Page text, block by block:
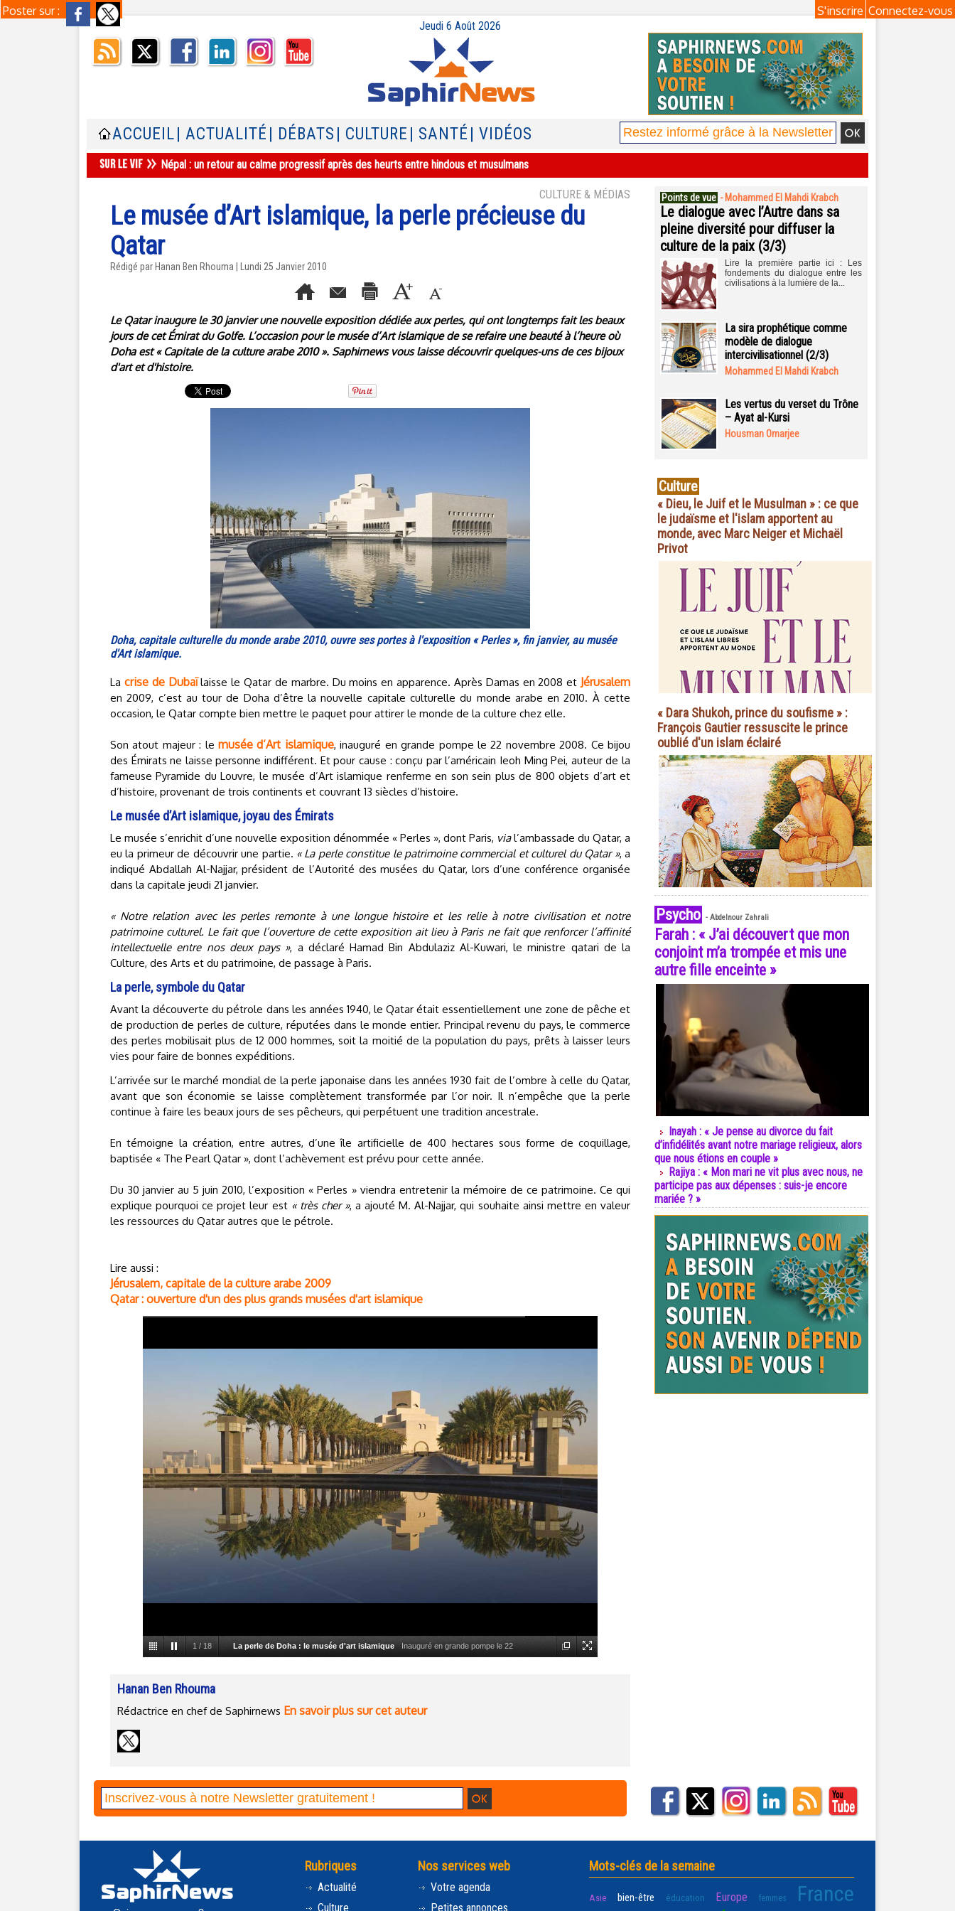
Poster sur : Connectez-vous
S'inscrire
Jeudi 6 Août 2026
ACCUEIL | ACTUALITÉ | DÉBATS | CULTURE | SANTÉ | VIDÉOS
Népal : un retour au calme progressif après des heurts entre hindous et musulmans
CULTURE & MÉDIAS
Le musée d’Art islamique, la perle précieuse du
Qatar
Rédigé par Hanan Ben Rhouma | Lundi 25 Janvier 2010
Le Qatar inaugure le 30 janvier une nouvelle exposition dédiée aux perles, qui ont longtemps fait les beaux
jours de cet Émirat du Golfe. L’occasion pour le musée d’Art islamique de se refaire une beauté à l’heure où
Doha est « Capitale de la culture arabe 2010 ». Saphirnews vous laisse découvrir quelques-uns de ces bijoux
d'art et d'histoire.
Doha, capitale culturelle du monde arabe 2010, ouvre ses portes à l'exposition « Perles », fin janvier, au musée
d'Art islamique.
La crise de Dubaïlaisse le Qatar de marbre. Du moins en apparence. Après Damas en 2008 et Jérusalem
en 2009, c’est au tour de Doha d’être la nouvelle capitale culturelle du monde arabe en 2010. À cette
occasion, le Qatar compte bien mettre le paquet pour attirer le monde de la culture chez elle.
Son atout majeur : lemusée d’Art islamique, inauguré en grande pompe le 22 novembre 2008. Ce bijou
des Émirats ne laisse personne indifférent. Et pour cause : conçu par l’américain Ieoh Ming Pei, auteur de la
fameuse Pyramide du Louvre, le musée d’Art islamique renferme en son sein plus de 800 objets d’art et
d’histoire, provenant de trois continents et couvrant 13 siècles d’histoire.
Le musée d’Art islamique, joyau des Émirats
Le musée s’enrichit d’une nouvelle exposition dénommée « Perles », dont Paris, vial’ambassade du Qatar, a
eu la primeur de découvrir une partie. « La perle constitue le patrimoine commercial et culturel du Qatar », a
indiqué Abdallah Al-Najjar, président de l’Autorité des musées du Qatar, lors d’une conférence organisée
dans la capitale jeudi 21 janvier.
« Notre relation avec les perles remonte à une longue histoire et les relie à notre civilisation et notre
patrimoine culturel. Le fait que l’ouverture de cette exposition ait lieu à Paris ne fait que renforcer l’affinité
intellectuelle entre nos deux pays », a déclaré Hamad Bin Abdulaziz Al-Kuwari, le ministre qatari de la
Culture, des Arts et du patrimoine, de passage à Paris.
La perle, symbole du Qatar
Avant la découverte du pétrole dans les années 1940, le Qatar était essentiellement une zone de pêche et
de production de perles de culture, réputées dans le monde entier. Principal revenu du pays, le commerce
des perles mobilisait plus de 12 000 hommes, soit la moitié de la population du pays, prêts à laisser leurs
vies pour faire de bonnes expéditions.
L’arrivée sur le marché mondial de la perle japonaise dans les années 1930 fait de l’ombre à celle du Qatar,
avant que son économie se laisse complètement transformée par l’or noir. Il n’empêche que la perle
continue à faire les beaux jours de ses pêcheurs, qui perpétuent une tradition ancestrale.
En témoigne la création, entre autres, d’une île artificielle de 400 hectares sous forme de coquillage,
baptisée « The Pearl Qatar », dont l’achèvement est prévu pour cette année.
Du 30 janvier au 5 juin 2010, l’exposition « Perles » viendra entretenir la mémoire de ce patrimoine. Ce qui
explique pourquoi ce projet leur est « très cher », a ajouté M. Al-Najjar, qui souhaite ainsi mettre en valeur
les ressources du Qatar autres que le pétrole.
Lire aussi :
Jérusalem, capitale de la culture arabe 2009
Qatar : ouverture d'un des plus grands musées d'art islamique
1 / 18 La perle de Doha : le musée d'art islamique Inauguré en grande pompe le 22
Conçu par l'américain Ieoh Ming Pei, auteur de la célèbre Pyramide du Louvre, le Musée rassemble
plus de 800 objets et œuvres d'art et d'histoire. (HBR)
Hanan Ben Rhouma
Rédactrice en chef de Saphirnews En savoir plus sur cet auteur
Points de vue - Mohammed El Mahdi Krabch
Le dialogue avec l’Autre dans sa
pleine diversité pour diffuser la
culture de la paix (3/3)
Lire la première partie ici : Les
fondements du dialogue entre les
civilisations à la lumière de la...
La sira prophétique comme
modèle de dialogue
intercivilisationnel (2/3)
Mohammed El Mahdi Krabch
Les vertus du verset du Trône
– Ayat al-Kursi
Housman Omarjee
Culture
« Dieu, le Juif et le Musulman » : ce que
le judaïsme et l'islam apportent au
monde, avec Marc Neiger et Michaël
Privot
« Dara Shukoh, prince du soufisme » :
François Gautier ressuscite le prince
oublié d'un islam éclairé
Psycho - Abdelnour Zahrali
Farah : « J’ai découvert que mon
conjoint m’a trompée et mis une
autre fille enceinte »
Inayah : « Je pense au divorce du fait
d’infidélités avant notre mariage religieux, alors
que nous étions en couple »
Rajiya : « Mon mari ne vit plus avec nous, ne
participe pas aux dépenses : suis-je encore
mariée ? »
Rubriques
Actualité
Culture
Nos services web
Votre agenda
Petites annonces
Mots-clés de la semaine
Asie bien-être éducation Europe femmes France